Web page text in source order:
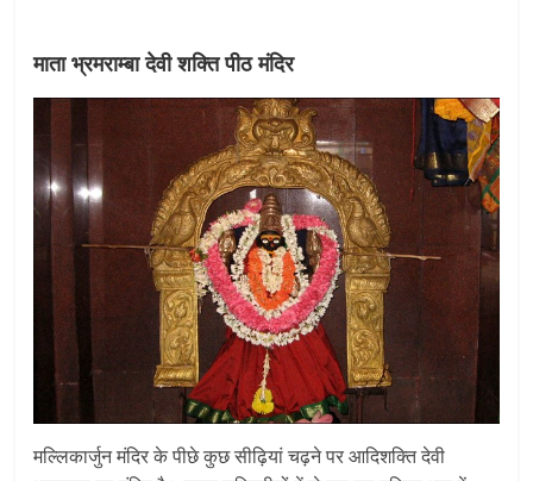
माता भ्रमराम्बा देवी शक्ति पीठ मंदिर
मल्लिकार्जुन मंदिर के पीछे कुछ सीढ़ियां चढ़ने पर आदिशक्ति देवी